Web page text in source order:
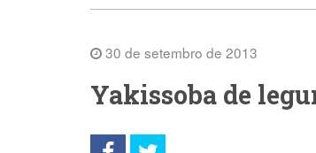
30 de setembro de 2013
Yakissoba de